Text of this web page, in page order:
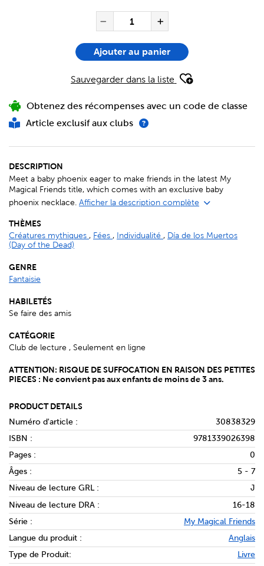
Réduire la quantité de
QUANTITÉ POUR L'ARTICLE
Ajouter au panier
Sauvegarder dans la liste
Obtenez des récompenses avec un code de classe
Article exclusif aux clubs
DESCRIPTION
Meet a baby phoenix eager to make friends in the latest My
Magical Friends title, which comes with an exclusive baby
phoenix necklace. Afficher la description complète
THÈMES
Créatures mythiques , Fées , Individualité , Día de los Muertos
(Day of the Dead)
GENRE
Fantaisie
HABILETÉS
Se faire des amis
CATÉGORIE
Club de lecture , Seulement en ligne
ATTENTION: RISQUE DE SUFFOCATION EN RAISON DES PETITES
PIECES : Ne convient pas aux enfants de moins de 3 ans.
PRODUCT DETAILS
Numéro d'article :
30838329
ISBN :
9781339026398
Pages :
0
Âges :
5 - 7
Niveau de lecture GRL :
J
Niveau de lecture DRA :
16-18
Série :
My Magical Friends
Langue du produit :
Anglais
Type de Produit:
Livre